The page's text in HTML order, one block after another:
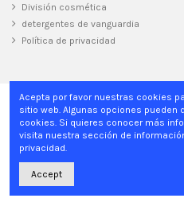
División cosmética
detergentes de vanguardia
Política de privacidad
Proeco Químicas
+34 937 15 04 02
Acepta por favor nuestras cookies
sitio web. Algunas opciones
cookies. Si quieres conocer más
visita nuestra sección de
privacidad.
Accept